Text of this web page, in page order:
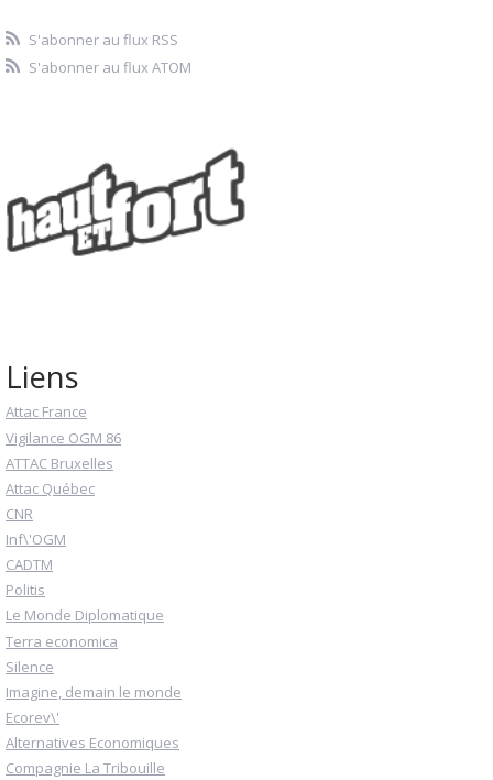
S'abonner au flux RSS
S'abonner au flux ATOM
Liens
Attac France
Vigilance OGM 86
ATTAC Bruxelles
Attac Québec
CNR
Inf\'OGM
CADTM
Politis
Le Monde Diplomatique
Terra economica
Silence
Imagine, demain le monde
Ecorev\'
Alternatives Economiques
Compagnie La Tribouille